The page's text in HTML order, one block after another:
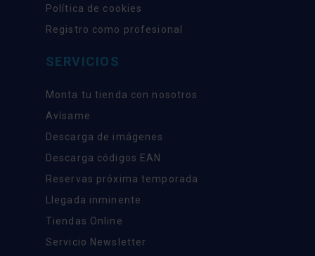
Política de cookies
Registro como profesional
SERVICIOS
Monta tu tienda con nosotros
Avísame
Descarga de imágenes
Descarga códigos EAN
Reservas próxima temporada
Llegada inminente
Tiendas Online
Servicio Newsletter